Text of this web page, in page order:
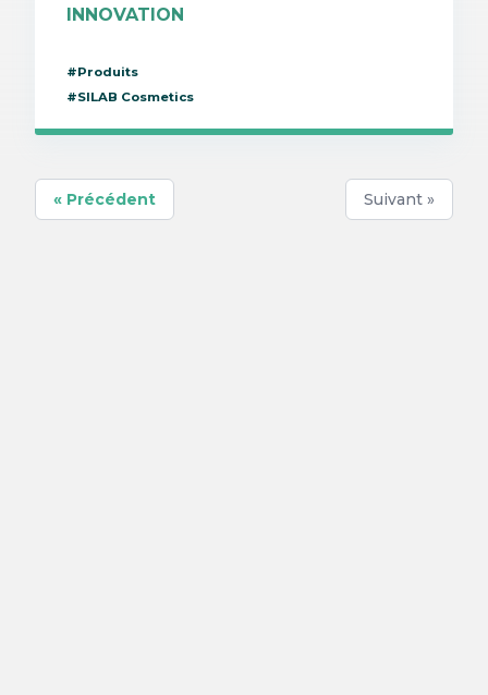
INNOVATION
#Produits
#SILAB Cosmetics
« Précédent Suivant »